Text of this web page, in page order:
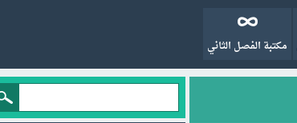
مكتبة الفصل الثاني